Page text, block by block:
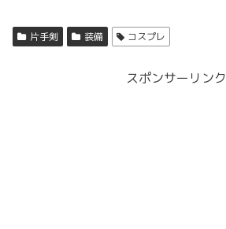
片手剣 装備 コスプレ
スポンサーリンク